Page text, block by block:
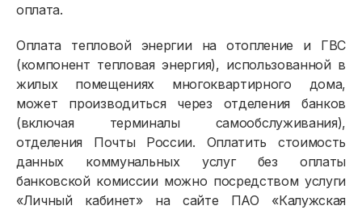
оплата.
Оплата тепловой энергии на отопление и ГВС
(компонент тепловая энергия), использованной в
жилых помещениях многоквартирного дома,
может производиться через отделения банков
(включая терминалы самообслуживания),
отделения Почты России. Оплатить стоимость
данных коммунальных услуг без оплаты
банковской комиссии можно посредством услуги
«Личный кабинет» на сайте ПАО «Калужская